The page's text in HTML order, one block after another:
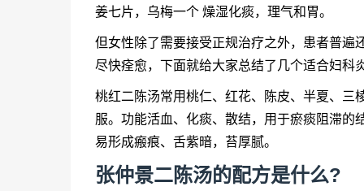
姜七片，乌梅一个 燥湿化痰，理气和胃。
但女性除了需要接受正规治疗之外，患者普遍
尽快痊愈，下面就给大家总结了几个适合妇科
桃红二陈汤常用桃仁、红花、陈皮、半夏、三
服。功能活血、化痰、散结，用于瘀痰阻滞的
易形成瘢痕、舌紫暗，苔厚腻。
张仲景二陈汤的配方是什么?